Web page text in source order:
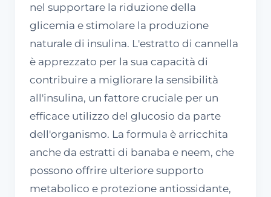
nel supportare la riduzione della
glicemia e stimolare la produzione
naturale di insulina. L'estratto di cannella
è apprezzato per la sua capacità di
contribuire a migliorare la sensibilità
all'insulina, un fattore cruciale per un
efficace utilizzo del glucosio da parte
dell'organismo. La formula è arricchita
anche da estratti di banaba e neem, che
possono offrire ulteriore supporto
metabolico e protezione antiossidante,